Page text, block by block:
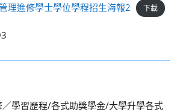
理進修學士學位學程招生海報2 下載
學習歷程/各式助獎學金/大學升學各式